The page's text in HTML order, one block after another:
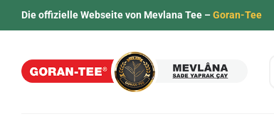
Die offizielle Webseite von Mevlana Tee –Goran-Tee